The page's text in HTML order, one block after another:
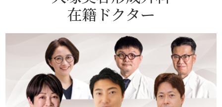
在籍ドクター